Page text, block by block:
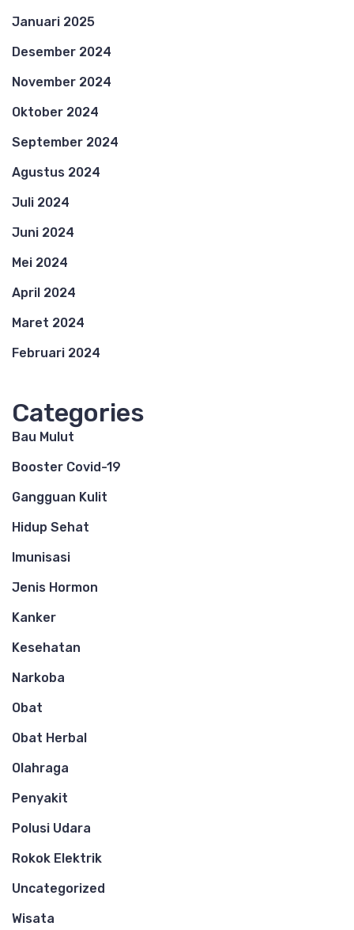
Januari 2025
Desember 2024
November 2024
Oktober 2024
September 2024
Agustus 2024
Juli 2024
Juni 2024
Mei 2024
April 2024
Maret 2024
Februari 2024
Categories
Bau Mulut
Booster Covid-19
Gangguan Kulit
Hidup Sehat
Imunisasi
Jenis Hormon
Kanker
Kesehatan
Narkoba
Obat
Obat Herbal
Olahraga
Penyakit
Polusi Udara
Rokok Elektrik
Uncategorized
Wisata